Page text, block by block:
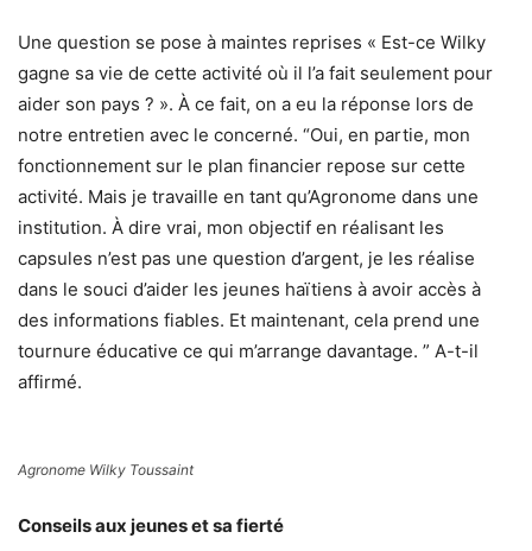
Une question se pose à maintes reprises « Est-ce Wilky
gagne sa vie de cette activité où il l’a fait seulement pour
aider son pays ? ». À ce fait, on a eu la réponse lors de
notre entretien avec le concerné. “Oui, en partie, mon
fonctionnement sur le plan financier repose sur cette
activité. Mais je travaille en tant qu’Agronome dans une
institution. À dire vrai, mon objectif en réalisant les
capsules n’est pas une question d’argent, je les réalise
dans le souci d’aider les jeunes haïtiens à avoir accès à
des informations fiables. Et maintenant, cela prend une
tournure éducative ce qui m’arrange davantage. ” A-t-il
affirmé.
Agronome Wilky Toussaint
Conseils aux jeunes et sa fierté